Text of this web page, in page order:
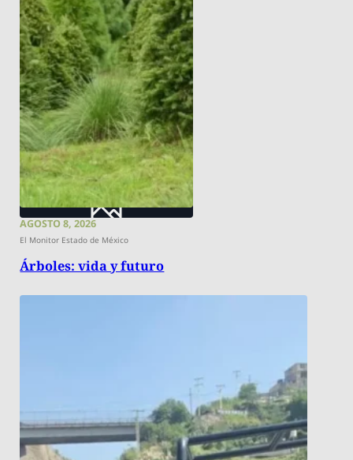
AGOSTO 8, 2026
El Monitor Estado de México
Árboles: vida y futuro